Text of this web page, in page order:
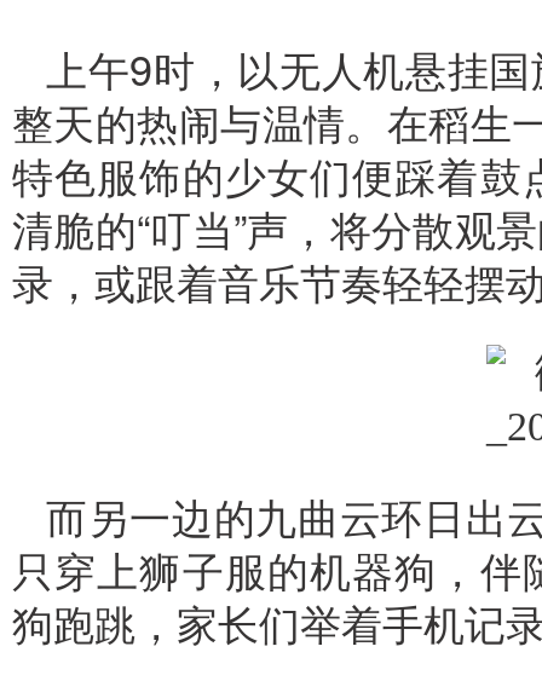
上午9时，以无人机悬挂
整天的热闹与温情。在稻生
特色服饰的少女们便踩着
清脆的“叮当”声，将分散观
录，或跟着音乐节奏轻轻摆
而另一边的九曲云环日出
只穿上狮子服的机器狗，
狗跑跳，家长们举着手机记